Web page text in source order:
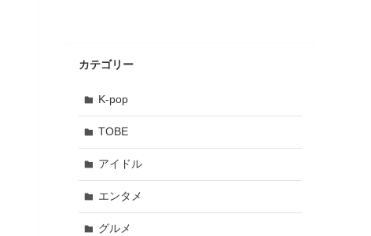
カテゴリー
K-pop
TOBE
アイドル
エンタメ
グルメ